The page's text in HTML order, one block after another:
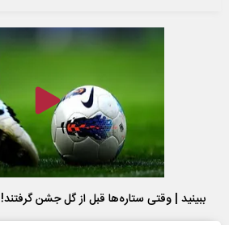
ببینید | وقتی ستاره‌ها قبل از گل جشن گرفتند!